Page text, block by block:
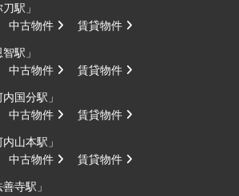
駅」
中古物件 賃貸物件
駅」
中古物件 賃貸物件
国分駅」
中古物件 賃貸物件
山本駅」
中古物件 賃貸物件
寺駅」